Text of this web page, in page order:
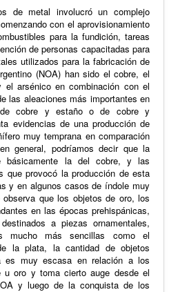
de metal involucró un complejo
con el aprovisionamiento
para la fundición, tareas
de personas capacitadas para
utilizados para la fabricación de
(NOA) han sido el cobre, el
arsénico en combinación con el
las aleaciones más importantes en
cobre y estaño o de cobre y
evidencias de una producción de
muy temprana en comparación
general, podríamos decir que la
básicamente la del cobre, y las
que provocó la producción de esta
y en algunos casos de índole muy
que los objetos de oro, los
en las épocas prehispánicas,
a piezas ornamentales,
mucho más sencillas como el
la plata, la cantidad de objetos
es muy escasa en relación a los
u oro y toma cierto auge desde el
y luego de la conquista de los